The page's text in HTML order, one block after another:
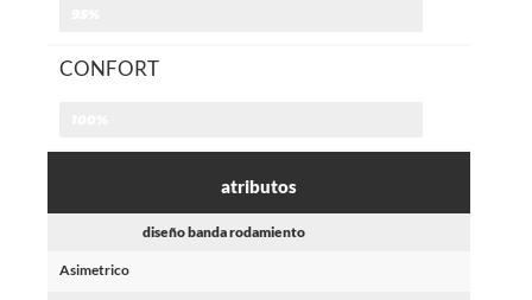
CONFORT
atributos
diseño banda rodamiento
Asimetrico